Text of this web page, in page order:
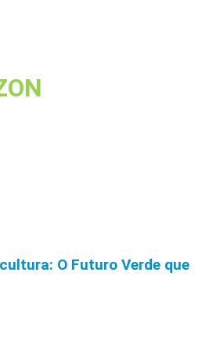
O Futuro Verde que